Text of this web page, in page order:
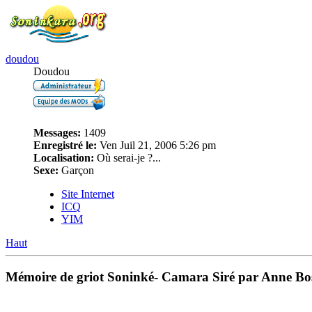
doudou
Doudou
Messages: 1409
Enregistré le: Ven Juil 21, 2006 5:26 pm
Localisation: Où serai-je ?...
Sexe: Garçon
Site Internet
ICQ
YIM
Haut
Mémoire de griot Soninké- Camara Siré par Anne